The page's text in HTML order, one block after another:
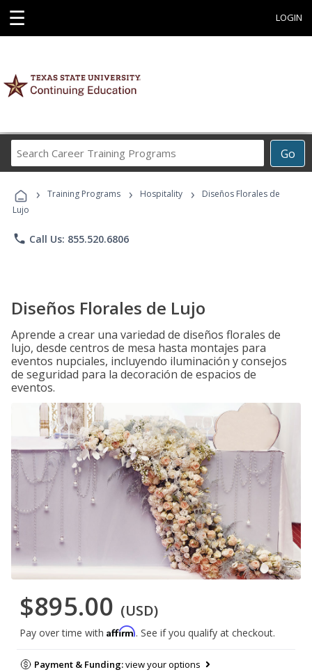
☰ LOGIN
Go
Career
Programs
› Training Programs › Hospitality ›
Diseños Florales de
Lujo
phone Call Us: 855.520.6806
Diseños Florales de Lujo
Aprende a crear una variedad de diseños florales de
lujo, desde centros de mesa hasta montajes para
eventos nupciales, incluyendo iluminación y consejos
de seguridad para la decoración de espacios de
eventos.
$895.00 (USD)
Pay over time with Affirm. See if you qualify at checkout.
Payment & Funding:view your options